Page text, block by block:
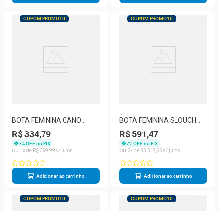
CUPOM PROMO10
BOTA FEMININA CANO
BAIXO BOTTERO 346907
R$ 334,79
7% OFF no PIX
1
R$ 359 99
Adicionar ao carrinho
CUPOM PROMO10
BOTA FEMININA SLOUCH
CANO MÉDIO BOTTERO
378201
R$ 591,47
7% OFF no PIX
2
R$ 317 99
Adicionar ao carrinho
CUPOM PROMO10 CUPOM PROMO10